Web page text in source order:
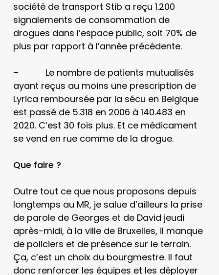
société de transport Stib a reçu 1.200
signalements de consommation de
drogues dans l’espace public, soit 70% de
plus par rapport à l’année précédente.
– Le nombre de patients mutualisés
ayant reçus au moins une prescription de
Lyrica remboursée par la sécu en Belgique
est passé de 5.318 en 2006 à 140.483 en
2020. C’est 30 fois plus. Et ce médicament
se vend en rue comme de la drogue.
Que faire ?
Outre tout ce que nous proposons depuis
longtemps au MR, je salue d’ailleurs la prise
de parole de Georges et de David jeudi
après-midi, à la ville de Bruxelles, il manque
de policiers et de présence sur le terrain.
Ça, c’est un choix du bourgmestre. Il faut
donc renforcer les équipes et les déployer